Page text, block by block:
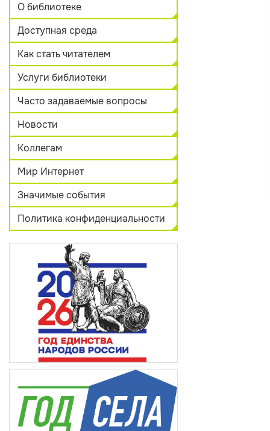
О библиотеке
Доступная среда
Как стать читателем
Услуги библиотеки
Часто задаваемые вопросы
Новости
Коллегам
Мир Интернет
Значимые события
Политика конфиденциальности